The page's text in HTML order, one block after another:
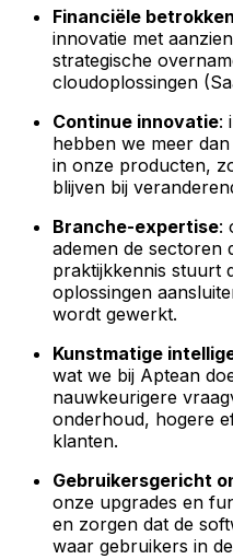
Financiële
innovatie met
strategische
cloudoplossingen
Continue innovatie:
hebben we meer
in onze producten,
blijven bij
Branche-expertise:
ademen de sectoren
praktijkkennis stuurt
oplossingen
wordt gewerkt.
Kunstmatige
wat we bij Aptean
nauwkeurigere
onderhoud, hogere
klanten.
Gebruikersgericht
onze upgrades en
en zorgen dat de
waar gebruikers in